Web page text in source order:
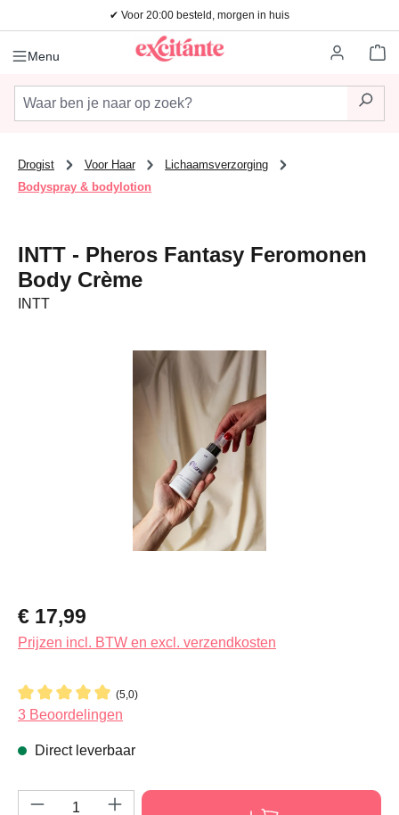
Ga naar de hoofdinhoud✔ Voor 20:00 besteld, morgen in huis
Menu
Drogist Voor Haar
Lichaamsverzorging
Bodyspray & bodylotion
INTT - Pheros Fantasy Feromonen
Body Crème
INTT
Normale prijs:
€ 17,99
Prijzen incl. BTW en excl. verzendkosten
(5,0)
Gemiddelde waardering van 5 van 5 sterren
3 Beoordelingen
Direct leverbaar
Producthoeveelheid: Voer de gewenste